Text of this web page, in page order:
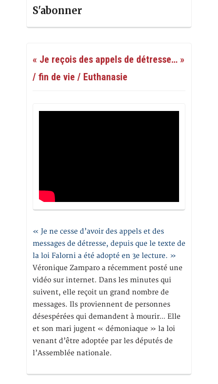
S'abonner
« Je reçois des appels de détresse… »
/ fin de vie / Euthanasie
« Je ne cesse d’avoir des appels et des
messages de détresse, depuis que le texte de
la loi Falorni a été adopté en 3e lecture. »
Véronique Zamparo a récemment posté une
vidéo sur internet. Dans les minutes qui
suivent, elle reçoit un grand nombre de
messages. Ils proviennent de personnes
désespérées qui demandent à mourir… Elle
et son mari jugent « démoniaque » la loi
venant d’être adoptée par les députés de
l’Assemblée nationale.